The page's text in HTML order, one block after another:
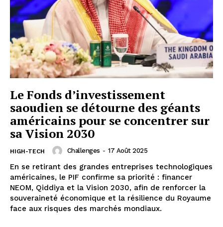
Le Fonds d’investissement
saoudien se détourne des géants
américains pour se concentrer sur
sa Vision 2030
HIGH-TECH Challenges - 17 Août 2025
En se retirant des grandes entreprises technologiques
américaines, le PIF confirme sa priorité : financer
NEOM, Qiddiya et la Vision 2030, afin de renforcer la
souveraineté économique et la résilience du Royaume
face aux risques des marchés mondiaux.